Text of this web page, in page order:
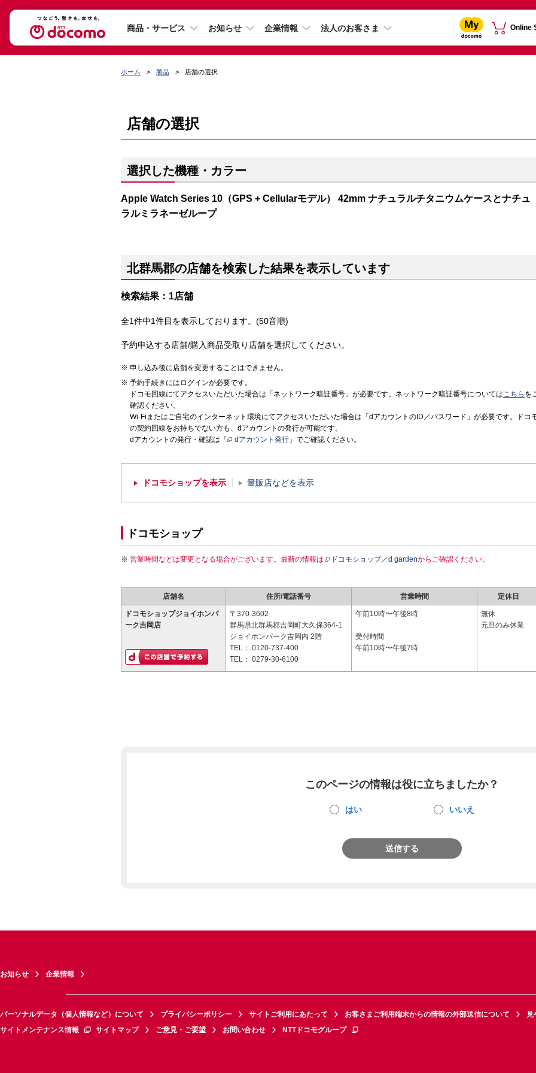
商品・サービス お知らせ 企業情報 法人のお客さま Online
ホーム 製品 店舗の選択
店舗の選択
選択した機種・カラー
Apple Watch Series 10（GPS + Cellularモデル） 42mm ナチュラルチタニウムケースとナチュ
ラルミラネーゼループ
北群馬郡の店舗を検索した結果を表示しています
検索結果：1店舗
全1件中1件目を表示しております。(50音順)
予約申込する店舗/購入商品受取り店舗を選択してください。
申し込み後に店舗を変更することはできません。
予約手続きにはログインが必要です。
ドコモ回線にてアクセスいただいた場合は「ネットワーク暗証番号」が必要です。ネットワーク暗証番号についてはこちら を
確認ください。
Wi-Fiまたはご自宅のインターネット環境にてアクセスいただいた場合は「dアカウントのID／パスワード」が必要です。ドコ
の契約回線をお持ちでない方も、dアカウントの発行が可能です。
dアカウントの発行・確認は「
dアカウント発行 」でご確認ください。
ドコモショップを表示 量販店などを表示
ドコモショップ
営業時間などは変更となる場合がございます。最新の情報は ドコモショップ／d gardenからご確認ください。
店舗名 住所/電話番号 営業時間 定休日
ドコモショップジョイホンパ
ーク吉岡店
〒370-3602
群馬県北群馬郡吉岡町大久保364-1
ジョイホンパーク吉岡内 2階
TEL： 0120-737-400
TEL： 0279-30-6100
午前10時〜午後8時
受付時間
午前10時〜午後7時
無休
元旦のみ休業
このページの情報は役に立ちましたか？
はい いいえ
送信する
お知らせ 企業情報
パーソナルデータ（個人情報など）について プライバシーポリシー サイトご利用にあたって お客さまご利用端末からの情報の外部送信について
見
サイトメンテナンス情報
サイトマップ ご意見・ご要望 お問い合わせ NTTドコモグループ